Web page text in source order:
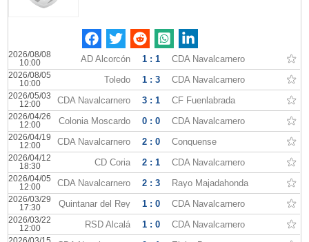
2026/08/08
10:00
AD Alcorcón 1 : 1 CDA Navalcarnero
2026/08/05
10:00
Toledo 1 : 3 CDA Navalcarnero
2026/05/03
12:00
CDA Navalcarnero 3 : 1 CF Fuenlabrada
2026/04/26
12:00
Colonia Moscardo 0 : 0 CDA Navalcarnero
2026/04/19
12:00
CDA Navalcarnero 2 : 0 Conquense
2026/04/12
18:30
CD Coria 2 : 1 CDA Navalcarnero
2026/04/05
12:00
CDA Navalcarnero 2 : 3 Rayo Majadahonda
2026/03/29
17:30
Quintanar del Rey 1 : 0 CDA Navalcarnero
2026/03/22
12:00
RSD Alcalá 1 : 0 CDA Navalcarnero